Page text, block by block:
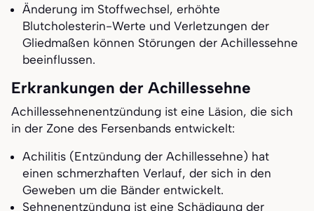
Änderung im Stoffwechsel, erhöhte
Blutcholesterin-Werte und Verletzungen der
Gliedmaßen können Störungen der Achillessehne
beeinflussen.
Erkrankungen der Achillessehne
Achillessehnenentzündung ist eine Läsion, die sich
in der Zone des Fersenbands entwickelt:
Achilitis (Entzündung der Achillessehne) hat
einen schmerzhaften Verlauf, der sich in den
Geweben um die Bänder entwickelt.
Sehnenentzündung ist eine Schädigung der